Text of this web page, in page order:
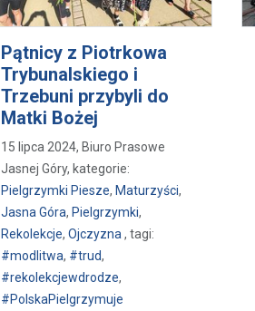
Pątnicy z Piotrkowa
Trybunalskiego i
Trzebuni przybyli do
Matki Bożej
15 lipca 2024, Biuro Prasowe
Jasnej Góry, kategorie:
Pielgrzymki Piesze, Maturzyści,
Jasna Góra, Pielgrzymki,
Rekolekcje, Ojczyzna , tagi:
#modlitwa, #trud,
#rekolekcjewdrodze,
#PolskaPielgrzymuje